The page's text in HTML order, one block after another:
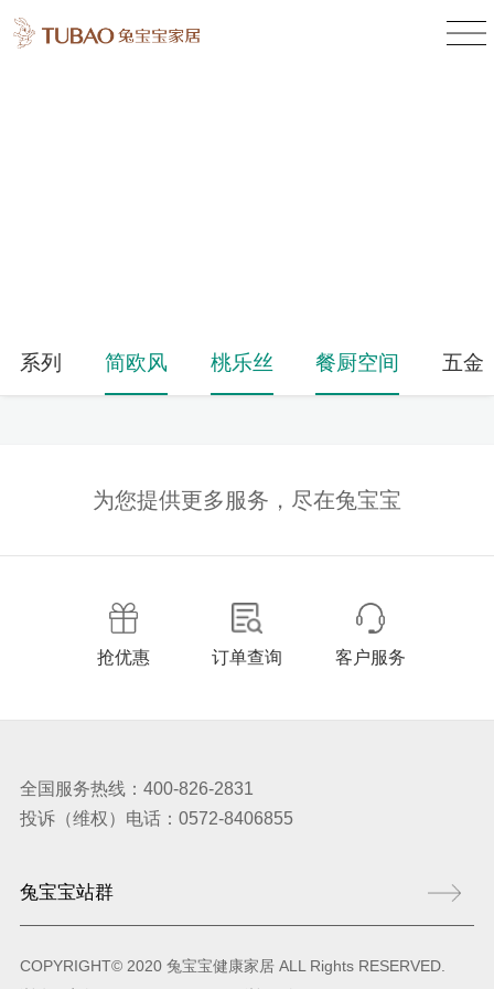
系列 简欧风 桃乐丝 餐厨空间 五金
为您提供更多服务，尽在兔宝宝
抢优惠 订单查询 客户服务
全国服务热线：400-826-2831
投诉（维权）电话：0572-8406855
COPYRIGHT© 2020 兔宝宝健康家居 ALL Rights RESERVED.